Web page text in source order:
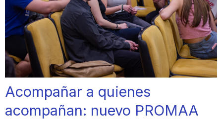
Acompañar a quienes
acompañan: nuevo PROMAA